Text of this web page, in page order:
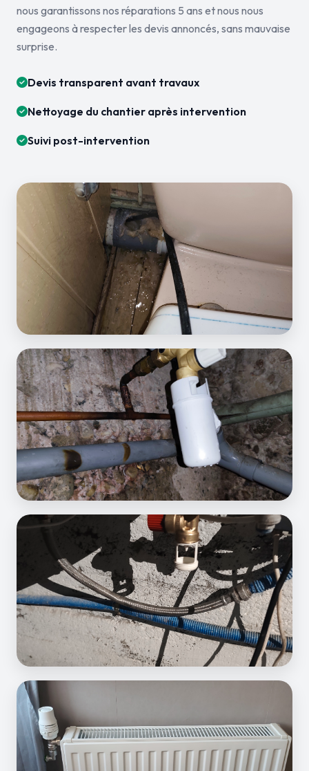
nous garantissons nos réparations 5 ans et nous nous
engageons à respecter les devis annoncés, sans mauvaise
surprise.
Devis transparent avant travaux
Nettoyage du chantier après intervention
Suivi post-intervention